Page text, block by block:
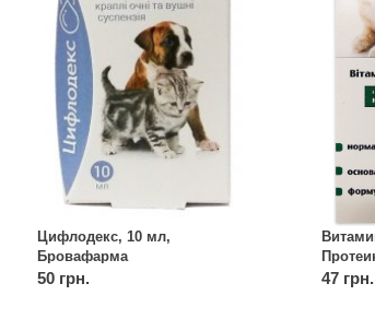
Цифлодекс, 10 мл,
Бровафарма
50 грн. 47 грн.